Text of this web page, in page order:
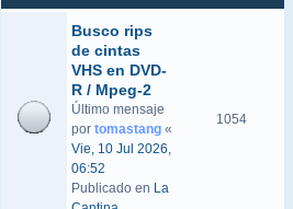
Busco rips
de cintas
VHS en DVD-
R / Mpeg-2
Último mensaje
por tomastang «
Vie, 10 Jul 2026,
06:52
Publicado en La
1054